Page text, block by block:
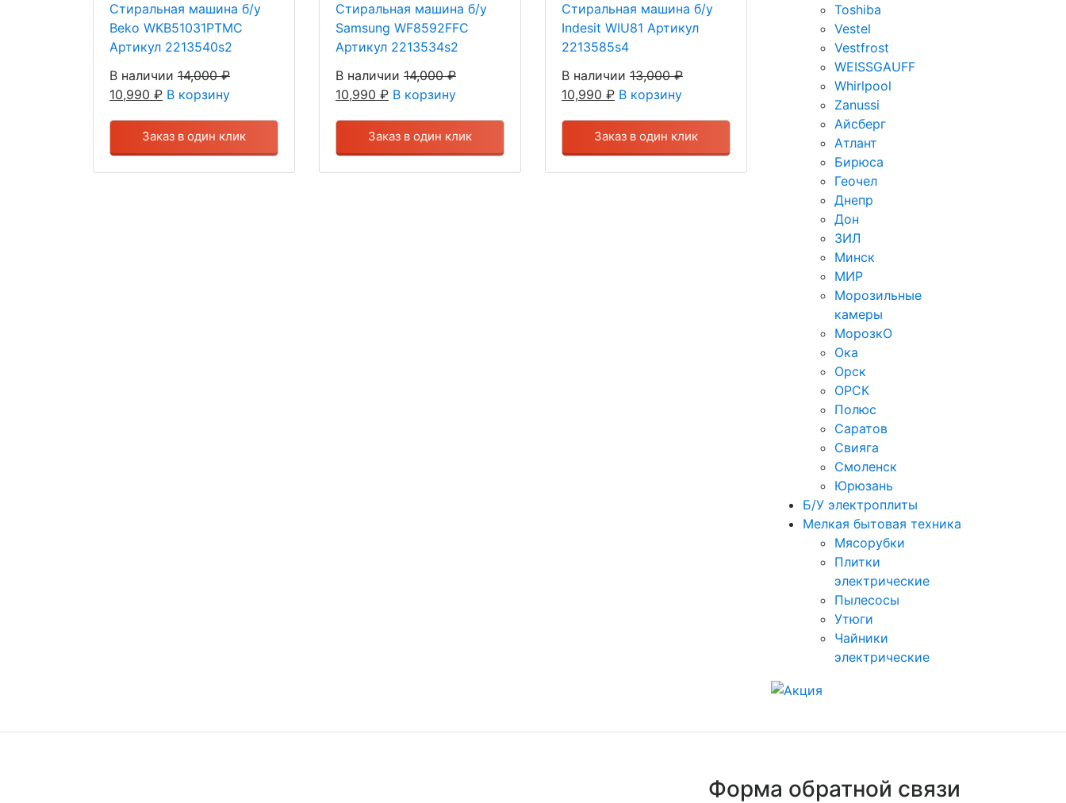
Стиральная машина б/у
Beko WKB51031PTMC
Артикул 2213540s2
В наличии 14,000₽
10,990 ₽ В корзину
Заказ в один клик
Стиральная машина б/у
Samsung WF8592FFC
Артикул 2213534s2
В наличии 14,000₽
10,990 ₽ В корзину
Заказ в один клик
Стиральная машина б/у
Indesit WIU81 Артикул
2213585s4
В наличии 13,000₽
10,990 ₽ В корзину
Заказ в один клик
Toshiba
Vestel
Vestfrost
WEISSGAUFF
Whirlpool
Zanussi
Айсберг
Атлант
Бирюса
Геочел
Днепр
Дон
ЗИЛ
Минск
МИР
Морозильные
камеры
МорозкО
Ока
Орск
ОРСК
Полюс
Саратов
Свияга
Смоленск
Юрюзань
Б/У электроплиты
Мелкая бытовая техника
Мясорубки
Плитки
электрические
Пылесосы
Утюги
Чайники
электрические
Форма обратной связи